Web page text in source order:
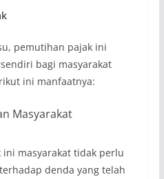
pemutihan pajak ini
bagi masyarakat
ini manfaatnya:
Masyarakat
masyarakat tidak perlu
denda yang telah